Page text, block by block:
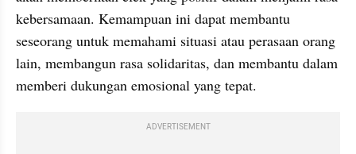
kebersamaan. Kemampuan ini dapat membantu
seseorang untuk memahami situasi atau perasaan orang
lain, membangun rasa solidaritas, dan membantu dalam
memberi dukungan emosional yang tepat.
ADVERTISEMENT